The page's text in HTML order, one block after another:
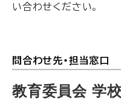
る
い合わせください。
ト
ッ
プ
問合わせ先・担当窓口
教育委員会 学